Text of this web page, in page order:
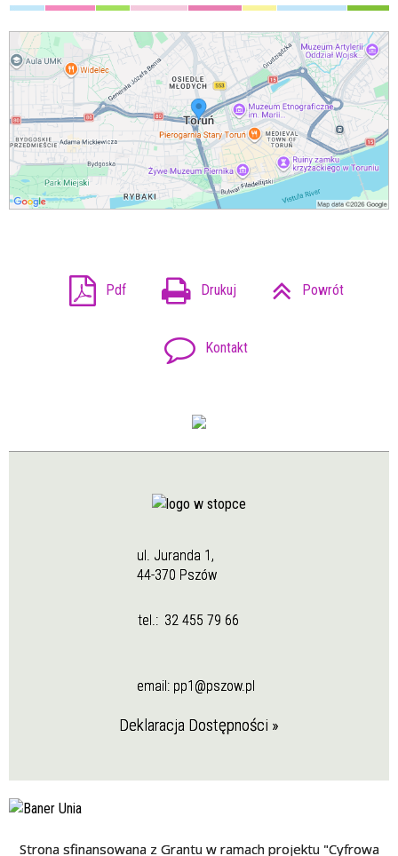
Pdf Drukuj Powrót
Kontakt
ul. Juranda 1,
44-370 Pszów
tel.: 32 455 79 66
email: pp1@pszow.pl
Deklaracja Dostępności »
Strona sfinansowana z Grantu w ramach projektu "Cyfrowa